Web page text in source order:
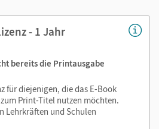
- 1 Jahr
bereits die Printausgabe
für diejenigen, die das E-Book
Print-Titel nutzen möchten.
Lehrkräften und Schulen